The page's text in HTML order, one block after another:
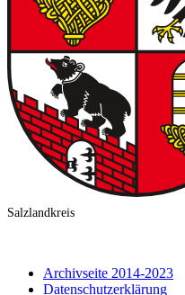
Salzlandkreis
Archivseite 2014-2023
Datenschutzerklärung